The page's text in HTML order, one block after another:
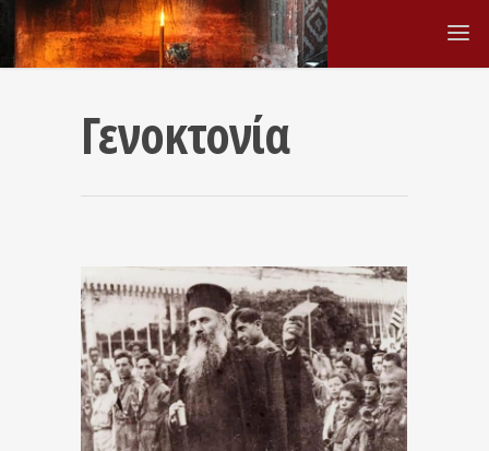
Γενοκτονία